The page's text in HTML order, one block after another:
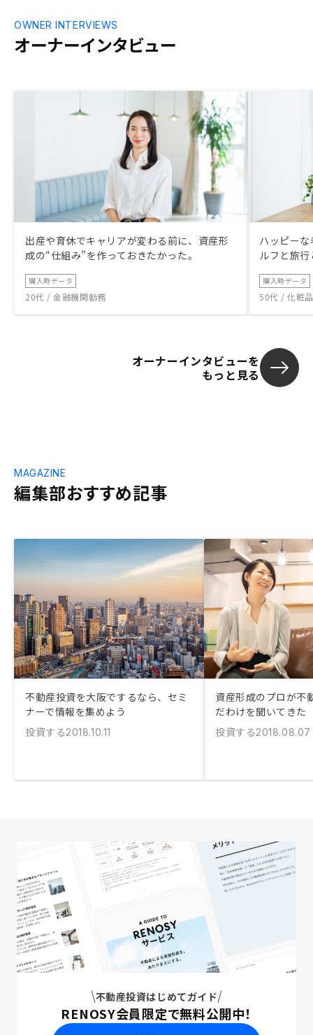
オーナーインタビュー
OWNER INTERVIEWS
出産や育休でキャリアが変わる前に、資産形
成の“仕組み”を作っておきたかった。
購入時データ
20代 / 金融機関勤務
ハッピー
ルフと旅
購入時データ
50代 / 化粧
オーナーインタビューを
もっと見る
編集部おすすめ記事
MAGAZINE
不動産投資を大阪でするなら、セミ
ナーで情報を集めよう
投資する2018.10.11
資産形成のプロが不
だわけを聞いてきた
投資する2018.08.07
不動産投資はじめてガイド
RENOSY会員限定で無料公開中！